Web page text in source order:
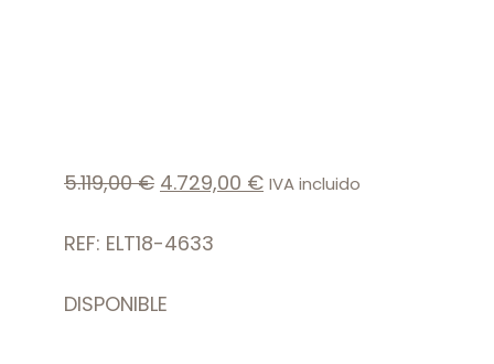
5.119,00€ 4.729,00 € IVA incluido
REF: ELT18-4633
DISPONIBLE